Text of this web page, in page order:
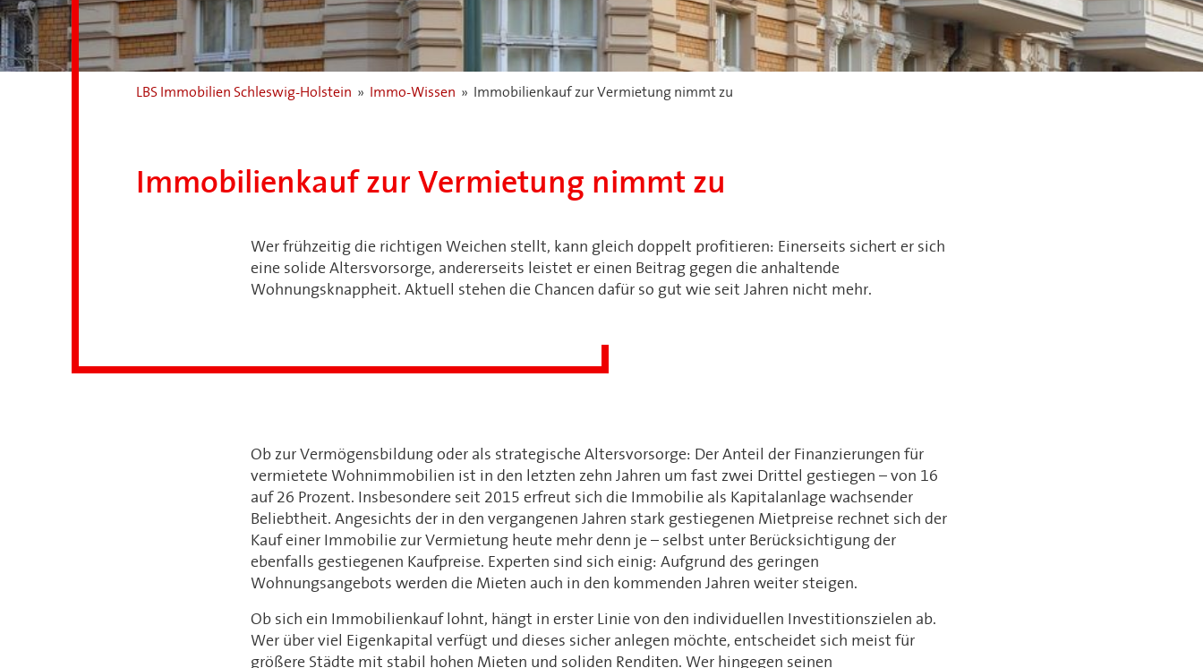
LBS Immobilien Schleswig-Holstein » Immo-Wissen » Immobilienkauf zur Vermietung nimmt zu
Immobilienkauf zur Vermietung nimmt zu
Wer frühzeitig die richtigen Weichen stellt, kann gleich doppelt profitieren: Einerseits sichert er sich
eine solide Altersvorsorge, andererseits leistet er einen Beitrag gegen die anhaltende
Wohnungsknappheit. Aktuell stehen die Chancen dafür so gut wie seit Jahren nicht mehr.
Ob zur Vermögensbildung oder als strategische Altersvorsorge: Der Anteil der Finanzierungen für
vermietete Wohnimmobilien ist in den letzten zehn Jahren um fast zwei Drittel gestiegen – von 16
auf 26 Prozent. Insbesondere seit 2015 erfreut sich die Immobilie als Kapitalanlage wachsender
Beliebtheit. Angesichts der in den vergangenen Jahren stark gestiegenen Mietpreise rechnet sich der
Kauf einer Immobilie zur Vermietung heute mehr denn je – selbst unter Berücksichtigung der
ebenfalls gestiegenen Kaufpreise. Experten sind sich einig: Aufgrund des geringen
Wohnungsangebots werden die Mieten auch in den kommenden Jahren weiter steigen.
Ob sich ein Immobilienkauf lohnt, hängt in erster Linie von den individuellen Investitionszielen ab.
Wer über viel Eigenkapital verfügt und dieses sicher anlegen möchte, entscheidet sich meist für
größere Städte mit stabil hohen Mieten und soliden Renditen. Wer hingegen seinen